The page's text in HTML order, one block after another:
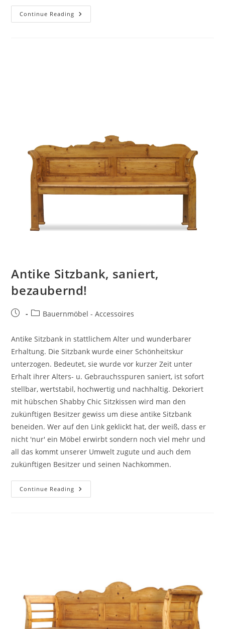
Continue Reading
Antike Sitzbank, saniert,
bezaubernd!
Bauernmöbel - Accessoires
Antike Sitzbank in stattlichem Alter und wunderbarer
Erhaltung. Die Sitzbank wurde einer Schönheitskur
unterzogen. Bedeutet, sie wurde vor kurzer Zeit unter
Erhalt ihrer Alters- u. Gebrauchsspuren saniert, ist sofort
stellbar, wertstabil, hochwertig und nachhaltig. Dekoriert
mit hübschen Shabby Chic Sitzkissen wird man den
zukünftigen Besitzer gewiss um diese antike Sitzbank
beneiden. Wer auf den Link geklickt hat, der weiß, dass er
nicht 'nur' ein Möbel erwirbt sondern noch viel mehr und
all das kommt unserer Umwelt zugute und auch dem
zukünftigen Besitzer und seinen Nachkommen.
Continue Reading